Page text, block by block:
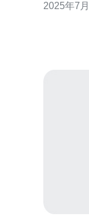
网发达国
2025年7